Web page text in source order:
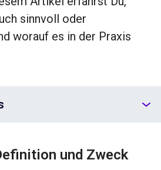
sinnvoll oder
worauf es in der Praxis
und Zweck